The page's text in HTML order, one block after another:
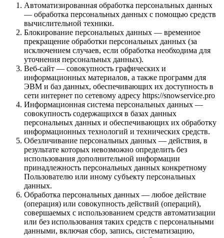
Автоматизированная обработка персональных данных
— обработка персональных данных с помощью средств
вычислительной техники.
Блокирование персональных данных — временное
прекращение обработки персональных данных (за
исключением случаев, если обработка необходима для
уточнения персональных данных).
Веб-сайт — совокупность графических и
информационных материалов, а также программ для
ЭВМ и баз данных, обеспечивающих их доступность в
сети интернет по сетевому адресу https://snowservice.pro
Информационная система персональных данных —
совокупность содержащихся в базах данных
персональных данных и обеспечивающих их обработку
информационных технологий и технических средств.
Обезличивание персональных данных — действия, в
результате которых невозможно определить без
использования дополнительной информации
принадлежность персональных данных конкретному
Пользователю или иному субъекту персональных
данных.
Обработка персональных данных — любое действие
(операция) или совокупность действий (операций),
совершаемых с использованием средств автоматизации
или без использования таких средств с персональными
данными, включая сбор, запись, систематизацию,